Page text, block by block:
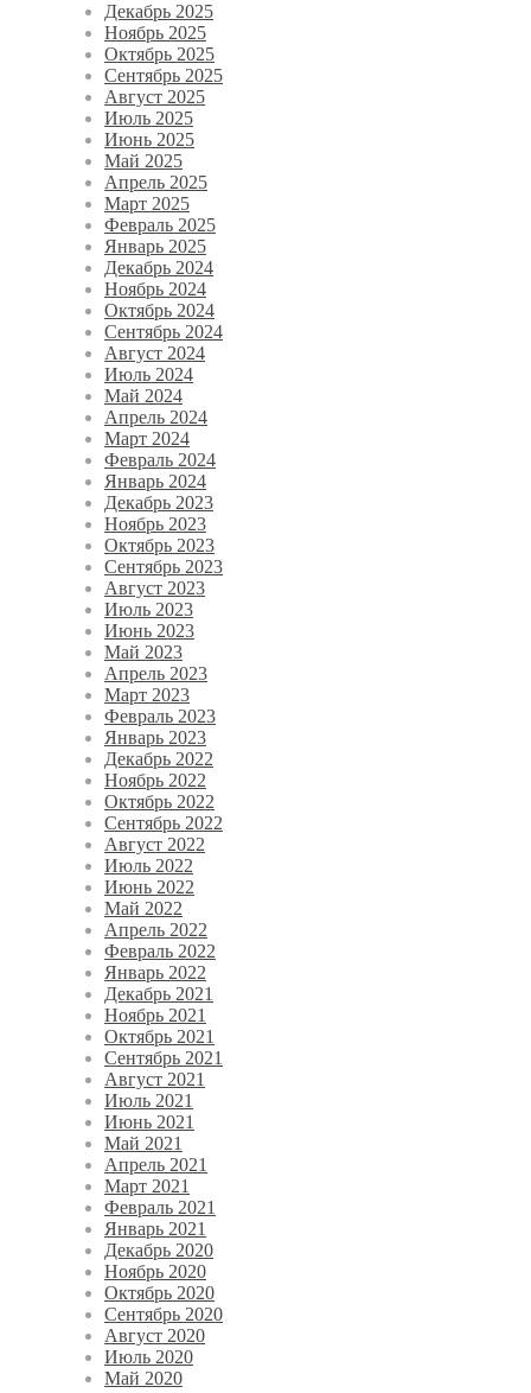
Декабрь 2025
Ноябрь 2025
Октябрь 2025
Сентябрь 2025
Август 2025
Июль 2025
Июнь 2025
Май 2025
Апрель 2025
Март 2025
Февраль 2025
Январь 2025
Декабрь 2024
Ноябрь 2024
Октябрь 2024
Сентябрь 2024
Август 2024
Июль 2024
Май 2024
Апрель 2024
Март 2024
Февраль 2024
Январь 2024
Декабрь 2023
Ноябрь 2023
Октябрь 2023
Сентябрь 2023
Август 2023
Июль 2023
Июнь 2023
Май 2023
Апрель 2023
Март 2023
Февраль 2023
Январь 2023
Декабрь 2022
Ноябрь 2022
Октябрь 2022
Сентябрь 2022
Август 2022
Июль 2022
Июнь 2022
Май 2022
Апрель 2022
Февраль 2022
Январь 2022
Декабрь 2021
Ноябрь 2021
Октябрь 2021
Сентябрь 2021
Август 2021
Июль 2021
Июнь 2021
Май 2021
Апрель 2021
Март 2021
Февраль 2021
Январь 2021
Декабрь 2020
Ноябрь 2020
Октябрь 2020
Сентябрь 2020
Август 2020
Июль 2020
Май 2020